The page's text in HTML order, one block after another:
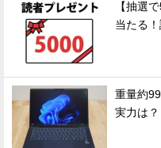
【抽選
当たる
重量約
実力は？